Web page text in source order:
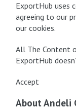
ExportHub uses
agreeing to our
our cookies.
All The Content
ExportHub
Accept
About Andeli